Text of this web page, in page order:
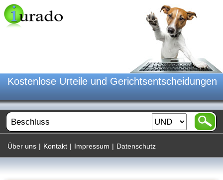
Kostenlose Urteile und Gerichtsentscheidungen
Über uns | Kontakt | Impressum | Datenschutz